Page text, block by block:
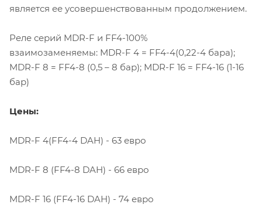
является ее усовершенствованным продолжением.
Реле серий MDR-F и FF4-100%
взаимозаменяемы: MDR-F 4 = FF4-4(0,22-4 бара);
MDR-F 8 = FF4-8 (0,5 – 8 бар); MDR-F 16 = FF4-16 (1-16
бар)
Цены:
MDR-F 4(FF4-4 DAH) - 63 евро
MDR-F 8 (FF4-8 DAH) - 66 евро
MDR-F 16 (FF4-16 DAH) - 74 евро